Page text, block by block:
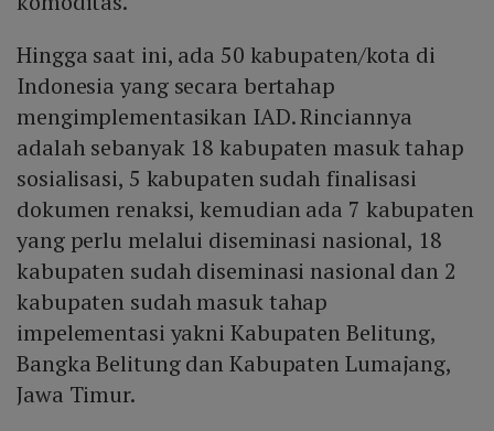
Hingga saat ini, ada 50 kabupaten/kota di
Indonesia yang secara bertahap
mengimplementasikan IAD. Rinciannya
adalah sebanyak 18 kabupaten masuk tahap
sosialisasi, 5 kabupaten sudah finalisasi
dokumen renaksi, kemudian ada 7 kabupaten
yang perlu melalui diseminasi nasional, 18
kabupaten sudah diseminasi nasional dan 2
kabupaten sudah masuk tahap
impelementasi yakni Kabupaten Belitung,
Bangka Belitung dan Kabupaten Lumajang,
Jawa Timur.